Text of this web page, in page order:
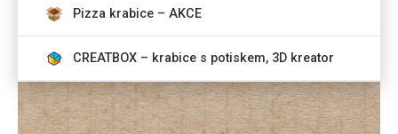
Pizza krabice – AKCE
CREATBOX – krabice s potiskem, 3D kreator